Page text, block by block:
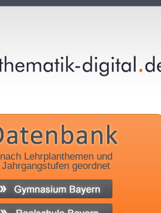
nach Lehrplanthemen und
Jahrgangstufen geordnet